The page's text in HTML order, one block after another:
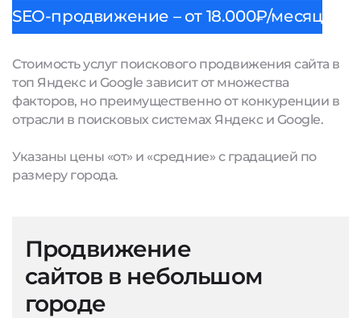
SEO-продвижение – от 18.000₽/месяц
Стоимость услуг поискового продвижения сайта в
топ Яндекс и Google зависит от множества
факторов, но преимущественно от конкуренции в
отрасли в поисковых системах Яндекс и Google.
Указаны цены «от» и «средние» с градацией по
размеру города.
Продвижение
сайтов в небольшом
городе